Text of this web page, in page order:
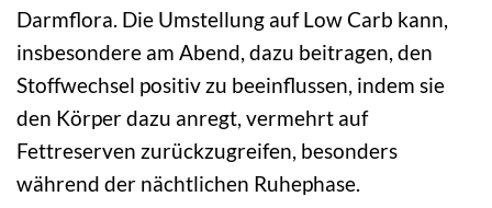
Darmflora. Die Umstellung auf Low Carb kann,
insbesondere am Abend, dazu beitragen, den
Stoffwechsel positiv zu beeinflussen, indem sie
den Körper dazu anregt, vermehrt auf
Fettreserven zurückzugreifen, besonders
während der nächtlichen Ruhephase.